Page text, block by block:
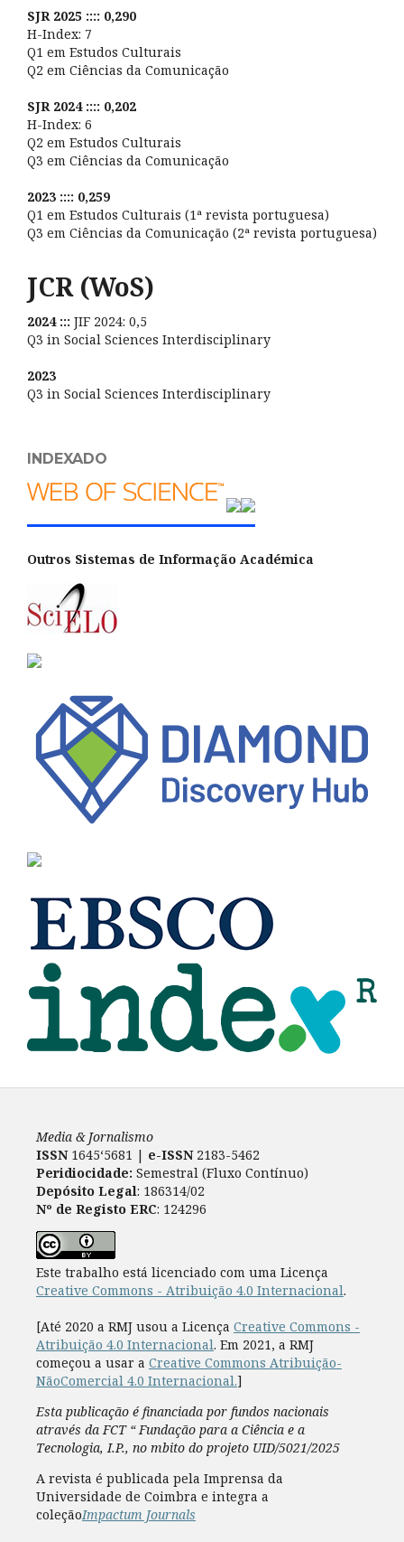
SJR 2025 :::: 0,290
H-Index: 7
Q1 em Estudos Culturais
Q2 em Ciências da Comunicação
SJR 2024 :::: 0,202
H-Index: 6
Q2 em Estudos Culturais
Q3 em Ciências da Comunicação
2023 :::: 0,259
Q1 em Estudos Culturais (1ª revista portuguesa)
Q3 em Ciências da Comunicação (2ª revista portuguesa)
JCR (WoS)
2024 ::: JIF 2024: 0,5
Q3 in Social Sciences Interdisciplinary
2023
Q3 in Social Sciences Interdisciplinary
INDEXADO
Outros Sistemas de Informação Académica
Media & Jornalismo
ISSN 1645‘5681 | e-ISSN2183-5462
Peridiocidade: Semestral (Fluxo Contínuo)
Depósito Legal: 186314/02
Nº de Registo ERC: 124296
Este trabalho está licenciado com uma Licença
Creative Commons - Atribuição 4.0 Internacional.
[Até 2020 a RMJ usou a Licença Creative Commons -
Atribuição 4.0 Internacional. Em 2021, a RMJ
começou a usar a Creative Commons Atribuição-
NãoComercial 4.0 Internacional.]
Esta publicação é financiada por fundos nacionais
através da FCT “ Fundação para a Ciência e a
Tecnologia, I.P., no mbito do projeto UID/5021/2025
A revista é publicada pela Imprensa da
Universidade de Coimbra e integra a
coleçãoImpactum Journals